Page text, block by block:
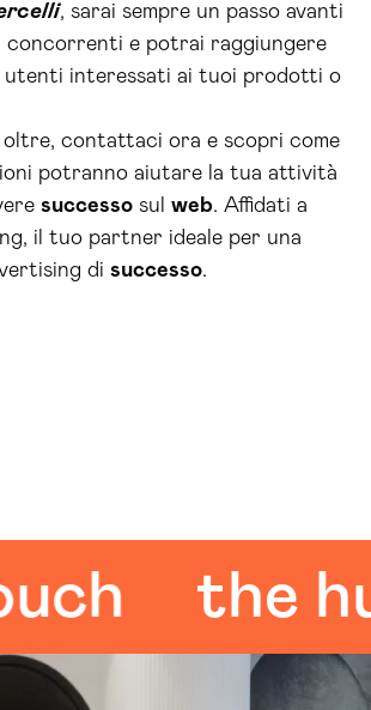
, sarai sempre un passo avanti
e potrai raggiungere
utenti interessati ai tuoi prodotti o
oltre, contattaci ora e scopri come
potranno aiutare la tua attività
successo sul web. Affidati a
il tuo partner ideale per una
di successo.
the